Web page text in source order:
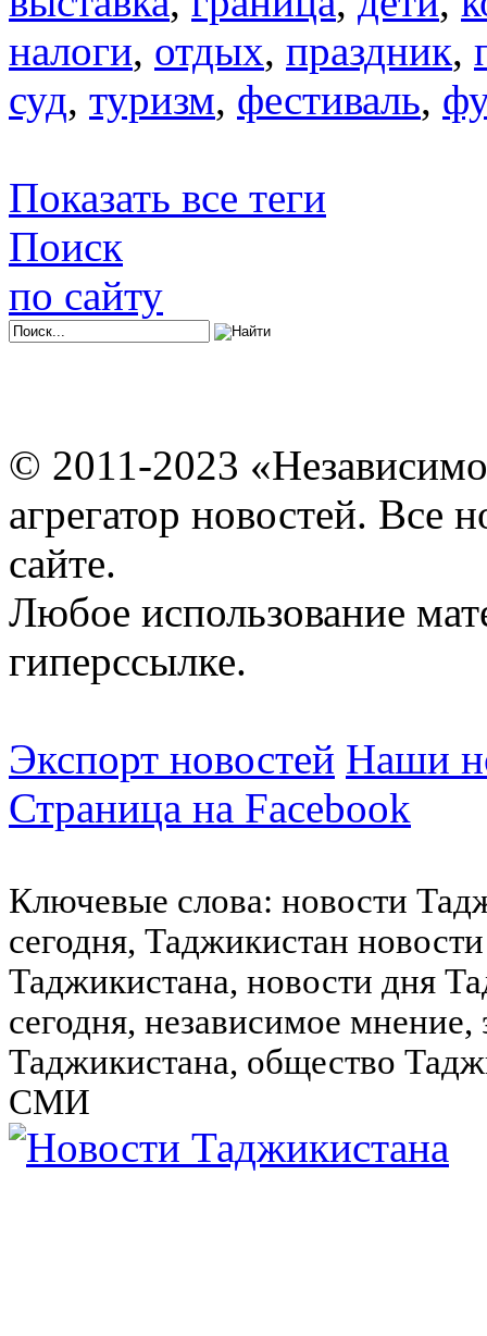
налоги, отдых, праздник,
суд, туризм, фестиваль,
Показать все теги
Поиск
по сайту
© 2011-2023
агрегатор новостей. Все
сайте.
Любое использование
гиперссылке.
Экспорт новостей Наши
Страница на Facebook
Ключевые слова: новости
сегодня, Таджикистан
Таджикистана, новости дня
сегодня, независимое
Таджикистана, общество
СМИ